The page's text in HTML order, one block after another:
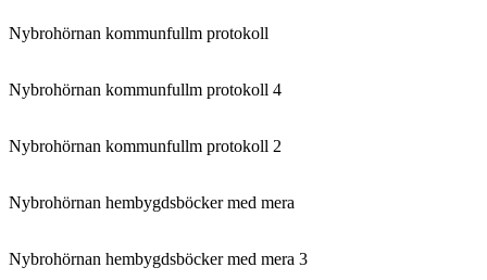
Nybrohörnan kommunfullm protokoll
Nybrohörnan kommunfullm protokoll 4
Nybrohörnan kommunfullm protokoll 2
Nybrohörnan hembygdsböcker med mera
Nybrohörnan hembygdsböcker med mera 3